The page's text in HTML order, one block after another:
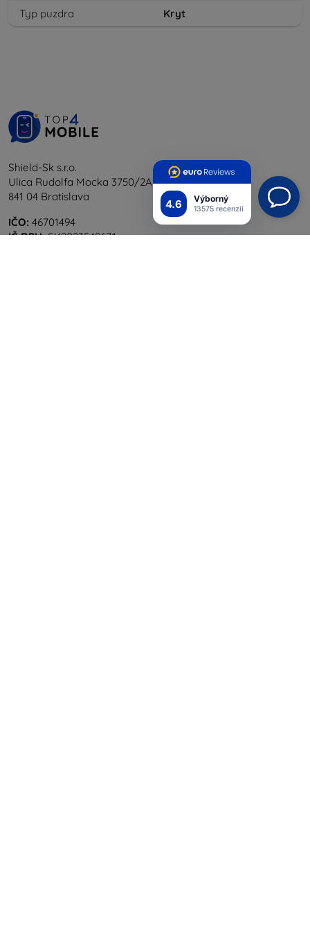
4.6 Výborný
13575 recenzií
Typ puzdra
Kryt
Shield-Sk s.r.o.
Ulica Rudolfa Mocka 3750/2A
841 04 Bratislava
IČO: 46701494
IČ DPH:SK2023549671